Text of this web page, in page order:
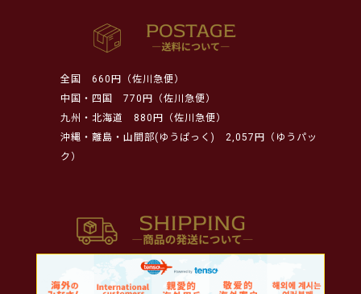
全国
660円（佐川急便）
中国・四国
770円（佐川急便）
九州・北海道
880円（佐川急便）
沖縄・離島・山間部(ゆうぱっく)
2,057円（ゆうパッ
ク）